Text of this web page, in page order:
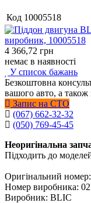
Код 10005518
4 366,72 грн
немає в наявності
У список бажань
Безкоштовна
вашого авто, а
Запис на СТО
(067) 662-32-32
(050) 769-45-45
Неоригінальна
Підходить до
Оригінальний
Номер виробника:
Виробник: BLIC